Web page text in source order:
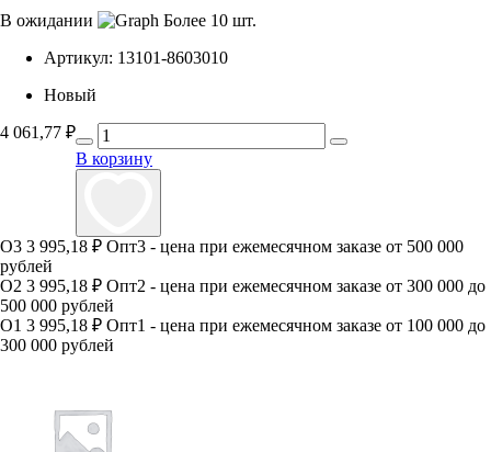
В ожидании
Более 10 шт.
Артикул: 13101-8603010
Новый
4 061,77 ₽
В корзину
О3 3 995,18 ₽ Опт3 - цена при ежемесячном заказе от 500 000
рублей
О2 3 995,18 ₽ Опт2 - цена при ежемесячном заказе от 300 000 до
500 000 рублей
О1 3 995,18 ₽ Опт1 - цена при ежемесячном заказе от 100 000 до
300 000 рублей